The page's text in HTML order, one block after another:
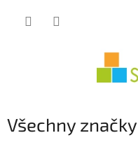
Všechny